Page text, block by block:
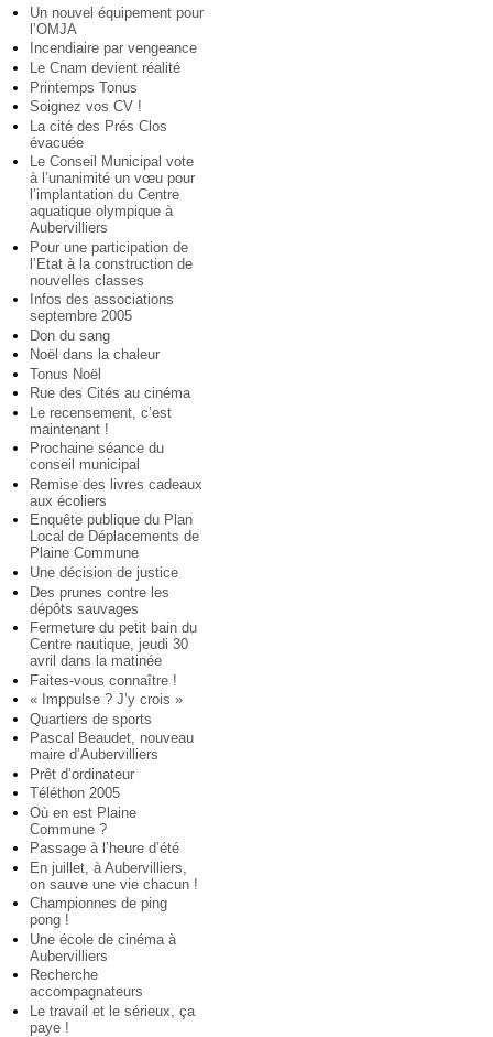
Un nouvel équipement pour
l’OMJA
Incendiaire par vengeance
Le Cnam devient réalité
Printemps Tonus
Soignez vos CV !
La cité des Prés Clos
évacuée
Le Conseil Municipal vote
à l’unanimité un vœu pour
l’implantation du Centre
aquatique olympique à
Aubervilliers
Pour une participation de
l’Etat à la construction de
nouvelles classes
Infos des associations
septembre 2005
Don du sang
Noël dans la chaleur
Tonus Noël
Rue des Cités au cinéma
Le recensement, c’est
maintenant !
Prochaine séance du
conseil municipal
Remise des livres cadeaux
aux écoliers
Enquête publique du Plan
Local de Déplacements de
Plaine Commune
Une décision de justice
Des prunes contre les
dépôts sauvages
Fermeture du petit bain du
Centre nautique, jeudi 30
avril dans la matinée
Faites-vous connaître !
« Imppulse ? J’y crois »
Quartiers de sports
Pascal Beaudet, nouveau
maire d’Aubervilliers
Prêt d’ordinateur
Téléthon 2005
Où en est Plaine
Commune ?
Passage à l’heure d’été
En juillet, à Aubervilliers,
on sauve une vie chacun !
Championnes de ping
pong !
Une école de cinéma à
Aubervilliers
Recherche
accompagnateurs
Le travail et le sérieux, ça
paye !